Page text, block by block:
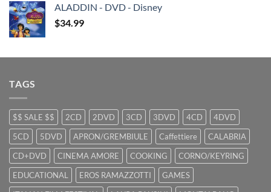
$29.99.$9.99.
ALADDIN - DVD - Disney
$34.99
TAGS
$$ SALE $$ 2CD 2DVD 3CD 3DVD 4CD
4DVD
5CD
5DVD APRON/GREMBIULE Caffettiere
CALABRIA
CD+DVD
CINEMA AMORE COOKING
CORNO/KEYRING
EDUCATIONAL
EROS RAMAZZOTTI
GAMES